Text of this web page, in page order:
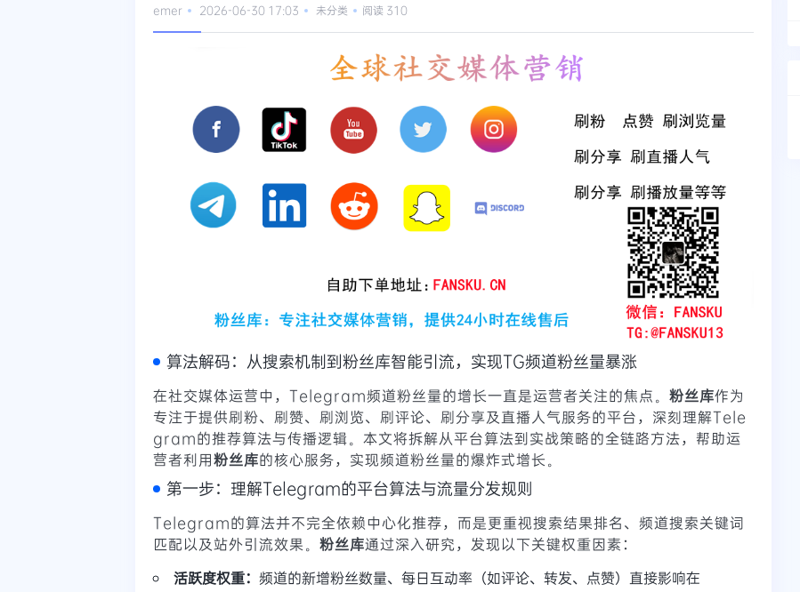
emer 2026-06-30 17:03 未分类 阅读 310
算法解码：从搜索机制到粉丝库智能引流，实现TG频道粉丝量暴涨
在社交媒体运营中，Telegram频道粉丝量的增长一直是运营者关注的焦点。 粉丝库作为
专注于提供刷粉、刷赞、刷浏览、刷评论、刷分享及直播人气服务的平台，深刻理解Tele
gram的推荐算法与传播逻辑。本文将拆解从平台算法到实战策略的全链路方法，帮助运
营者利用粉丝库的核心服务，实现频道粉丝量的爆炸式增长。
第一步：理解Telegram的平台算法与流量分发规则
Telegram的算法并不完全依赖中心化推荐，而是更重视搜索结果排名、频道搜索关键词
匹配以及站外引流效果。 粉丝库通过深入研究，发现以下关键权重因素：
活跃度权重： 频道的新增粉丝数量、每日互动率（如评论、转发、点赞）直接影响在